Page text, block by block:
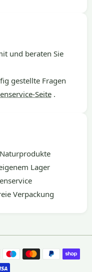
und beraten Sie
gestellte Fragen
Seite .
Lager
Verpackung